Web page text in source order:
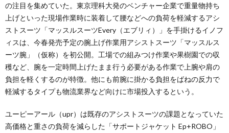
の注目を集めていた。東京理科大発のベンチャー企業で重量物持ち
上げといった現場作業時に装着して腰などへの負荷を軽減するアシ
ストスーツ「マッスルスーツEvery（エブリィ）」を手掛けるイノフ
ィスは、今春発売予定の腕上げ作業用アシストスーツ「マッスルス
ーツ腕」（仮称）を初公開。工場での組みつけ作業や果樹園での収
穫など、腕を一定時間上げたまま行う必要がある作業で上腕や肩の
負担を軽くするのが特徴。他にも前腕に掛かる負担をばねの反力で
軽減するタイプも物流業界など向けに市場投入するという。
ユーピーアール（upr）は既存のアシストスーツの課題となっていた
高価格と重さの負荷を減らした「サポートジャケット Ep+ROBO」